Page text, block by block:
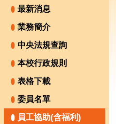
最新消息
業務簡介
中央法規查詢
本校行政規則
表格下載
委員名單
員工協助(含福利)